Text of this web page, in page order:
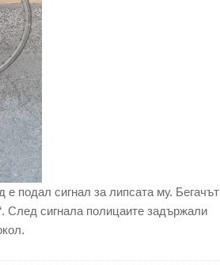
е подал сигнал за липсата му. Бегачът
След сигнала полицаите задържали